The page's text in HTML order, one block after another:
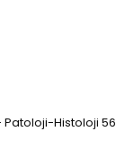
Patoloji-Histoloji